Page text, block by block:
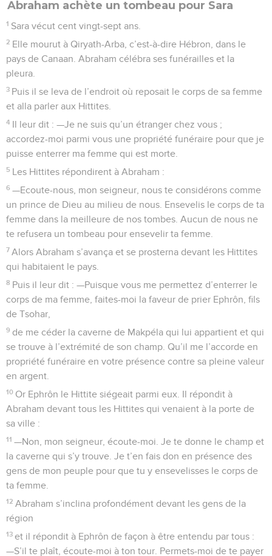
Abraham achète un tombeau pour Sara
1 Sara vécut cent vingt-sept ans.
2 Elle mourut à Qiryath-Arba, c’est-à-dire Hébron, dans le
pays de Canaan. Abraham célébra ses funérailles et la
pleura.
3 Puis il se leva de l’endroit où reposait le corps de sa femme
et alla parler aux Hittites.
4 Il leur dit : —Je ne suis qu’un étranger chez vous ;
accordez-moi parmi vous une propriété funéraire pour que je
puisse enterrer ma femme qui est morte.
5 Les Hittites répondirent à Abraham :
6 —Ecoute-nous, mon seigneur, nous te considérons comme
un prince de Dieu au milieu de nous. Ensevelis le corps de ta
femme dans la meilleure de nos tombes. Aucun de nous ne
te refusera un tombeau pour ensevelir ta femme.
7 Alors Abraham s’avança et se prosterna devant les Hittites
qui habitaient le pays.
8 Puis il leur dit : —Puisque vous me permettez d’enterrer le
corps de ma femme, faites-moi la faveur de prier Ephrôn, fils
de Tsohar,
9 de me céder la caverne de Makpéla qui lui appartient et qui
se trouve à l’extrémité de son champ. Qu’il me l’accorde en
propriété funéraire en votre présence contre sa pleine valeur
en argent.
10 Or Ephrôn le Hittite siégeait parmi eux. Il répondit à
Abraham devant tous les Hittites qui venaient à la porte de
sa ville :
11 —Non, mon seigneur, écoute-moi. Je te donne le champ et
la caverne qui s’y trouve. Je t’en fais don en présence des
gens de mon peuple pour que tu y ensevelisses le corps de
ta femme.
12 Abraham s’inclina profondément devant les gens de la
région
13 et il répondit à Ephrôn de façon à être entendu par tous :
—S’il te plaît, écoute-moi à ton tour. Permets-moi de te payer